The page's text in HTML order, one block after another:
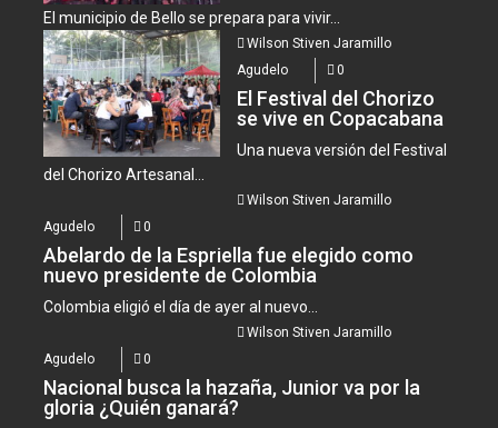
El municipio de Bello se prepara para vivir...
Wilson Stiven Jaramillo
Agudelo
0
El Festival del Chorizo
se vive en Copacabana
Una nueva versión del Festival
del Chorizo Artesanal...
Wilson Stiven Jaramillo
Agudelo
0
Abelardo de la Espriella fue elegido como
nuevo presidente de Colombia
Colombia eligió el día de ayer al nuevo...
Wilson Stiven Jaramillo
Agudelo
0
Nacional busca la hazaña, Junior va por la
gloria ¿Quién ganará?